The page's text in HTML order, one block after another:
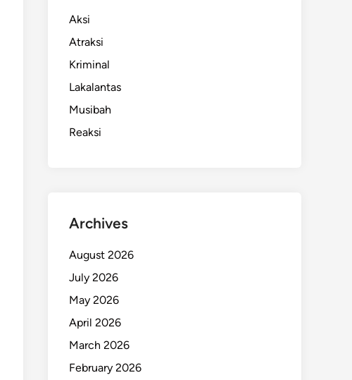
Aksi
Atraksi
Kriminal
Lakalantas
Musibah
Reaksi
Archives
August 2026
July 2026
May 2026
April 2026
March 2026
February 2026